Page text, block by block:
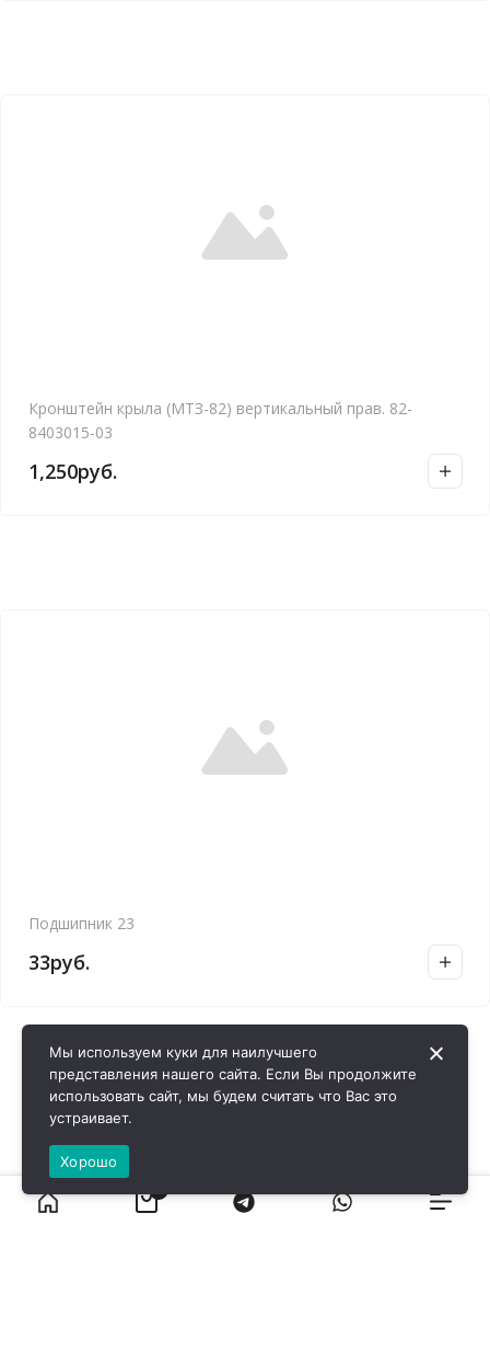
Кронштейн крыла (МТЗ-82) вертикальный прав. 82-
8403015-03
1,250руб.
Подшипник 23
33руб.
Мы используем куки для наилучшего
представления нашего сайта. Если Вы продолжите
использовать сайт, мы будем считать что Вас это
устраивает.
Хорошо